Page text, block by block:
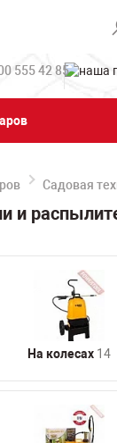
555 42 85
Садовая
и
На колесах 14